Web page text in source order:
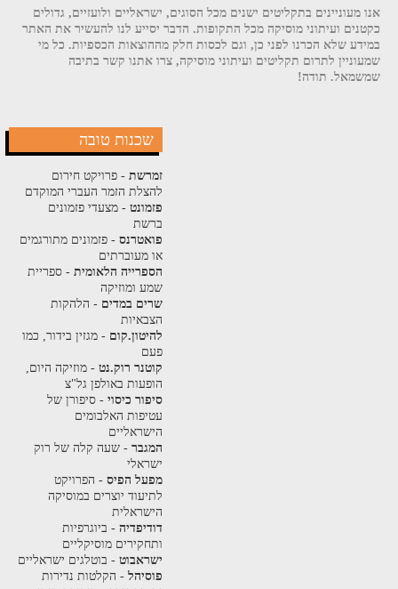
אנו מעוניינים בתקליטים ישנים מכל הסוגים, ישראליים ולועזיים, גדולים
כקטנים ועיתוני מוסיקה מכל התקופות. הדבר יסייע לנו להעשיר את האתר
במידע שלא הכרנו לפני כן, וגם לכסות חלק מההוצאות הכספיות. כל מי
שמעוניין לתרום תקליטים ועיתוני מוסיקה, צרו אתנו קשר בתיבה
שמשמאל. תודה!
שכנות טובה
זמרשת- פרויקט חירום
להצלת הזמר העברי המוקדם
פזמונט- מצעדי פזמונים
ברשת
פואטרנס- פזמונים מתורגמים
או מעוברתים
הספרייה הלאומית- ספריית
שמע ומוזיקה
שרים במדים - הלהקות
הצבאיות
להיטון.קום - מגזין בידור, כמו
פעם
קוטנר רוק.נט- מוזיקה היום,
הופעות באולפן גל"צ
סיפור כיסוי- סיפורן של
עטיפות האלבומים
הישראליים
המגבר- שעה קלה של רוק
ישראלי
מפעל הפיס- הפרויקט
לתיעוד יוצרים במוסיקה
הישראלית
דודיפדיה- ביוגרפיות
ותחקירים מוסיקליים
ישראבוט- בוטלגים ישראליים
פוסיהל- הקלטות נדירות